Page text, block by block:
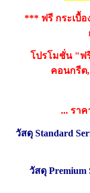
*** ฟรี กระเบื้
โปรโมชั่น"ฟ
คอนกรีต,
... ราค
วัสดุ Standard
วัสดุ Premium